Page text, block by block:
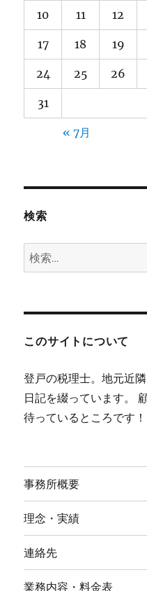
10 11 12
17 18 19
24 25 26
31
« 7月
検索
検
索:
このサイトについて
登戸の税理士。地元近
日記を綴っています。
待っているところです！
事務所概要
理念・実績
連絡先
業務内容・料金表